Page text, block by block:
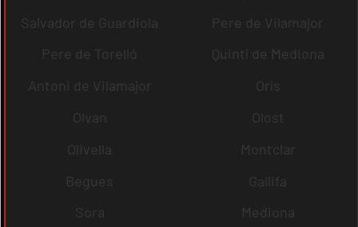
Salvador de Guardiola
Pere de Vilamajor
Pere de Torelló
Quintí de Mediona
Antoni de Vilamajor
Orís
Olvan
Olost
Olivella
Montclar
Begues
Gallifa
Sora
Mediona